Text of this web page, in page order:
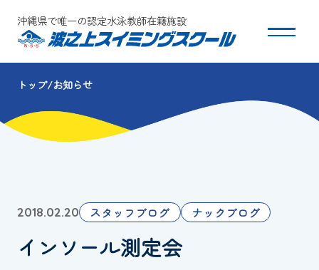
沖縄県で唯一の認定水泳教師在籍施設
スクールについて
コース・クラス紹介
団体会員募集
トップ お知らせ
2018.02.20 スタッフブログ ナックブログ
インソール測定会